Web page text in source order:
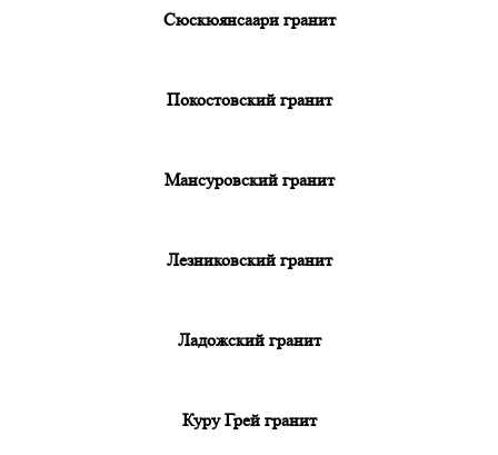
Сюскюянсаари гранит
Покостовский гранит
Мансуровский гранит
Лезниковский гранит
Ладожский гранит
Куру Грей гранит